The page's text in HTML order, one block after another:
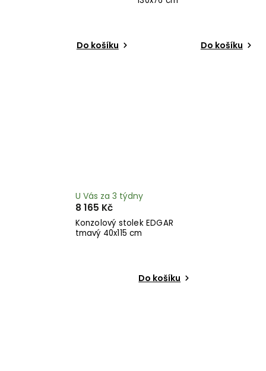
Do košíku Do košíku
Konzolový stolek EDGAR
tmavý 40x115 cm
U Vás za 3 týdny
8 165 Kč
Do košíku